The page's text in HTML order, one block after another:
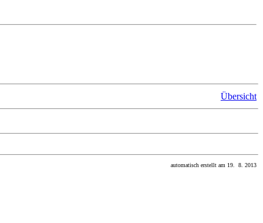
Übersicht
automatisch erstellt am 19. 8. 2013